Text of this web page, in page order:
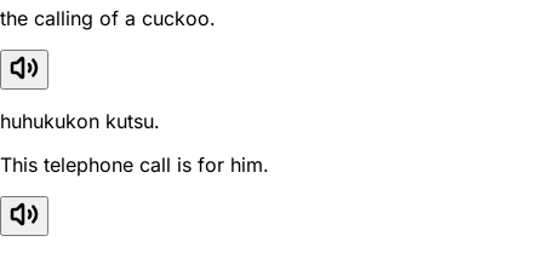
the calling of a cuckoo.
huhukukon kutsu.
This telephone call is for him.